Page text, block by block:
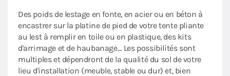
Des poids de lestage en fonte, en acier ou en béton à
encastrer sur la platine de pied de votre tente pliante
au lest à remplir en toile ou en plastique, des kits
d'arrimage et de haubanage… Les possibilités sont
multiples et dépendront de la qualité du sol de votre
lieu d'installation (meuble, stable ou dur) et, bien